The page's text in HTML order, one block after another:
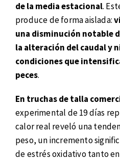
de la media estacional.
produce de forma aislada:
una disminución notable
la alteración del caudal y
condiciones que
peces.
En truchas de talla
experimental de 19 días
calor real reveló una
peso, un incremento
de estrés oxidativo tanto